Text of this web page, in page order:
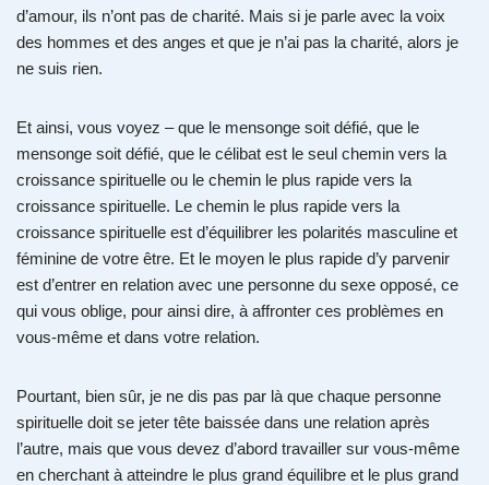
d’amour, ils n’ont pas de charité. Mais si je parle avec la voix
des hommes et des anges et que je n’ai pas la charité, alors je
ne suis rien.
Et ainsi, vous voyez – que le mensonge soit défié, que le
mensonge soit défié, que le célibat est le seul chemin vers la
croissance spirituelle ou le chemin le plus rapide vers la
croissance spirituelle. Le chemin le plus rapide vers la
croissance spirituelle est d’équilibrer les polarités masculine et
féminine de votre être. Et le moyen le plus rapide d’y parvenir
est d’entrer en relation avec une personne du sexe opposé, ce
qui vous oblige, pour ainsi dire, à affronter ces problèmes en
vous-même et dans votre relation.
Pourtant, bien sûr, je ne dis pas par là que chaque personne
spirituelle doit se jeter tête baissée dans une relation après
l’autre, mais que vous devez d’abord travailler sur vous-même
en cherchant à atteindre le plus grand équilibre et le plus grand